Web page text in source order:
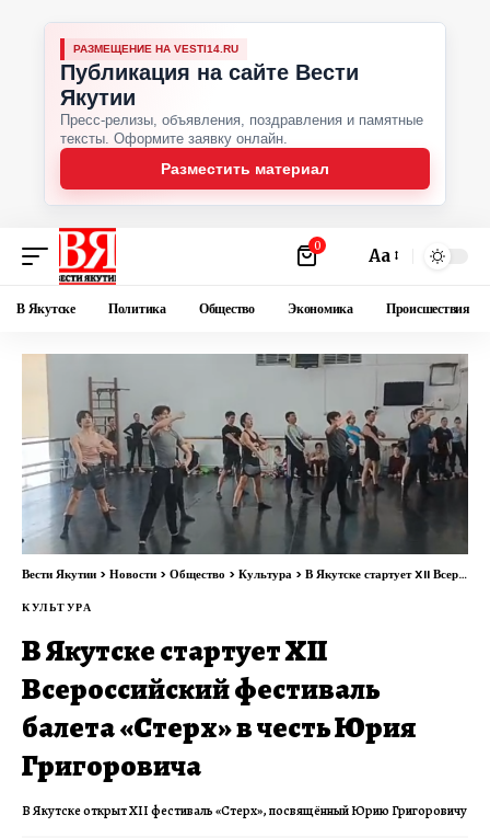
РАЗМЕЩЕНИЕ НА VESTI14.RU
Публикация на сайте Вести
Якутии
Пресс-релизы, объявления, поздравления и памятные
тексты. Оформите заявку онлайн.
Разместить материал
0 Аа
В Якутске Политика Общество Экономика Происшествия
Вести Якутии >Новости >Общество >Культура >В Якутске стартует XII Всероссийский фестиваль балета «Стерх» в честь Юрия Григоровича
КУЛЬТУРА
В Якутске стартует XII
Всероссийский фестиваль
балета «Стерх» в честь Юрия
Григоровича
В Якутске открыт XII фестиваль «Стерх», посвящённый Юрию Григоровичу